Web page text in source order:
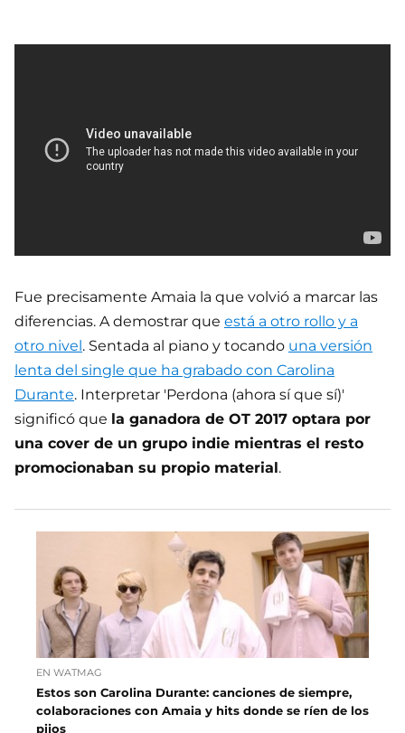
Fue precisamente Amaia la que volvió a marcar las
diferencias. A demostrar que está a otro rollo y a
otro nivel. Sentada al piano y tocando una versión
lenta del single que ha grabado con Carolina
Durante. Interpretar 'Perdona (ahora sí que sí)'
significó que la ganadora de OT 2017 optara por
una cover de un grupo indie mientras el resto
promocionaban su propio material.
EN WATMAG
Estos son Carolina Durante: canciones de siempre,
colaboraciones con Amaia y hits donde se ríen de los
pijos